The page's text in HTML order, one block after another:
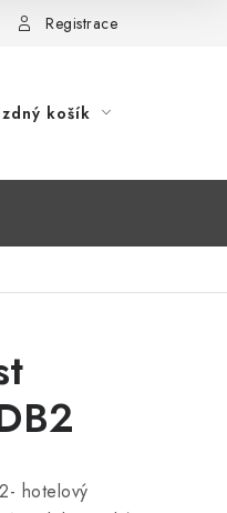
Registrace
košík
hotelový